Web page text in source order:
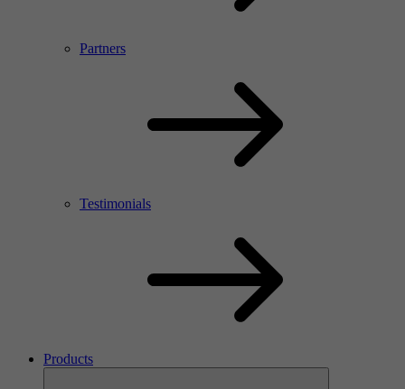
Partners
Testimonials
Products